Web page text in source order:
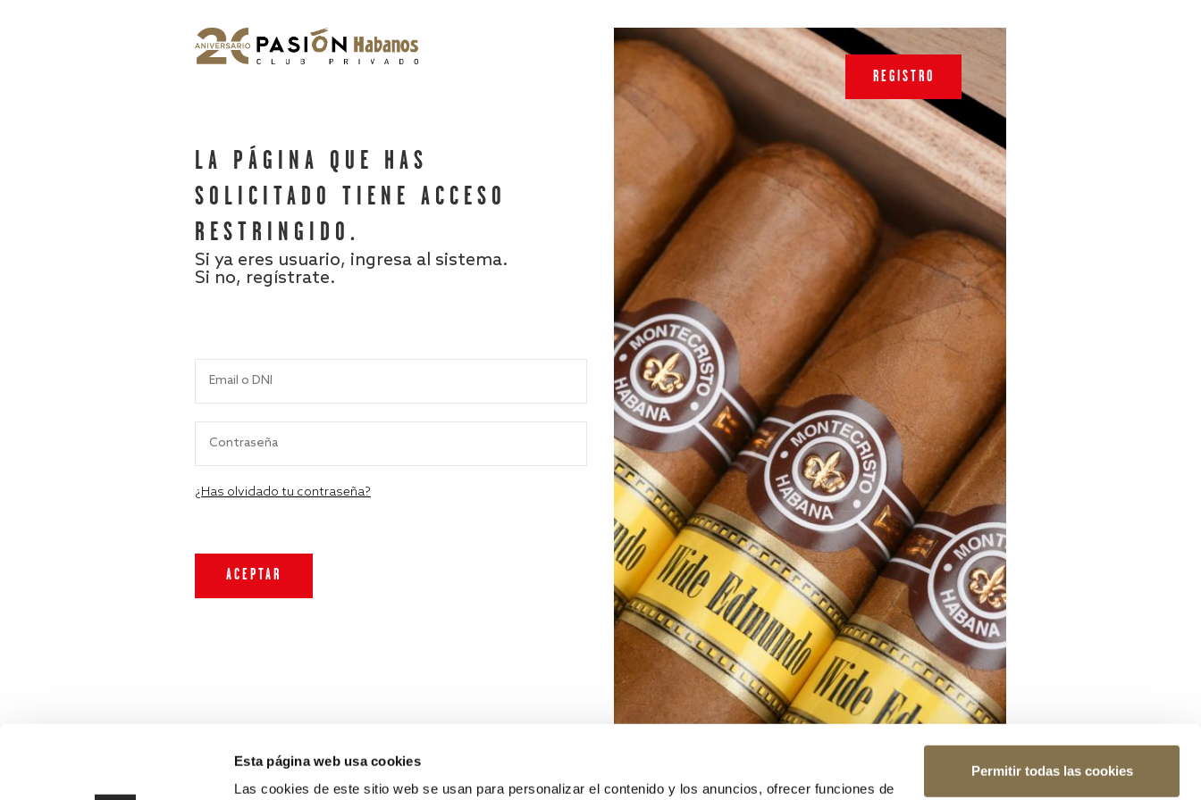
Esta página web usa cookies
Las cookies de este sitio web se usan para personalizar el contenido y los anuncios, ofrecer funciones de
Permitir todas las cookies
LA PÁGINA QUE HAS
SOLICITADO TIENE ACCESO
RESTRINGIDO.
Si ya eres usuario, ingresa al sistema.
Si no, regístrate.
¿Has olvidado tu contraseña?
REGISTRO